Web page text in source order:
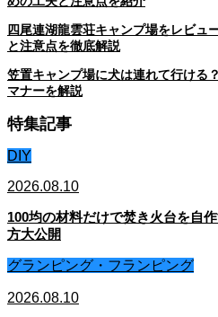
四尾連湖龍雲荘キャンプ場をレビュ
と注意点を徹底解説
笠置キャンプ場に犬は連れて行ける
マナーを解説
特集記事
DIY
2026.08.10
100均の材料だけで焚き火台を自
方大公開
グランピング・フランピング
2026.08.10